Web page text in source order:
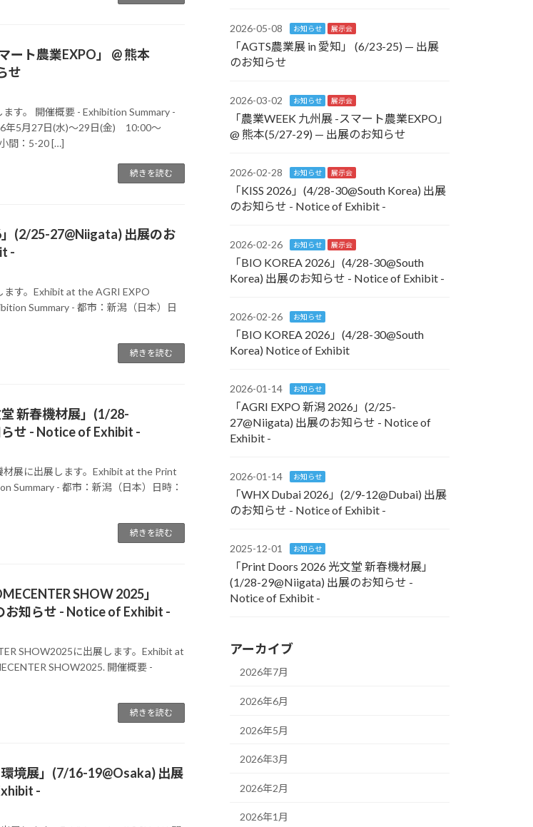
ート農業EXPO」 @ 熊本
せ
ます。 開催概要 - Exhibition Summary -
年5月27日(水)～29日(金) 10:00～
間：5-20 […]
続きを読む
」(2/25-27@Niigata) 出展のお
-
す。Exhibit at the AGRI EXPO
Summary - 都市：新潟（日本）日
続きを読む
新春機材展」(1/28-
せ - Notice of Exhibit -
展に出展します。Exhibit at the Print
Summary - 都市：新潟（日本）日時：
続きを読む
SHOW 2025」
お知らせ - Notice of Exhibit -
SHOW2025に出展します。Exhibit at
SHOW2025. 開催概要 -
続きを読む
境展」(7/16-19@Osaka) 出展
-
2026-05-08 お知らせ 展示会
「AGTS農業展 in 愛知」 (6/23-25) — 出展
のお知らせ
2026-03-02 お知らせ 展示会
「農業WEEK 九州展 -スマート農業EXPO」
@ 熊本(5/27-29) — 出展のお知らせ
2026-02-28 お知らせ 展示会
「KISS 2026」(4/28-30@South Korea) 出展
のお知らせ - Notice of Exhibit -
2026-02-26 お知らせ 展示会
「BIO KOREA 2026」(4/28-30@South
Korea) 出展のお知らせ - Notice of Exhibit -
2026-02-26 お知らせ
「BIO KOREA 2026」(4/28-30@South
Korea) Notice of Exhibit
2026-01-14 お知らせ
「AGRI EXPO 新潟 2026」(2/25-
27@Niigata) 出展のお知らせ - Notice of
Exhibit -
2026-01-14 お知らせ
「WHX Dubai 2026」(2/9-12@Dubai) 出展
のお知らせ - Notice of Exhibit -
2025-12-01 お知らせ
「Print Doors 2026 光文堂 新春機材展」
(1/28-29@Niigata) 出展のお知らせ -
Notice of Exhibit -
アーカイブ
2026年7月
2026年6月
2026年5月
2026年3月
2026年2月
2026年1月